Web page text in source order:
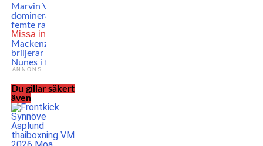
Marvin Vettori
dominerar – tar hem
femte raka segern
Missa inte
Mackenzie Dern
briljerar – avslutar
Nunes i första!
ANNONS
Du gillar säkert
även